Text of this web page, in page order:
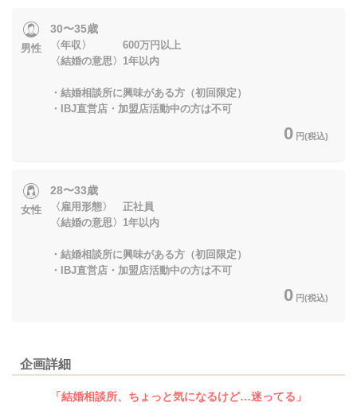
男性
30〜35歳
〈年収〉 600万円以上
〈結婚の意思〉1年以内
・結婚相談所に興味がある方（初回限定）
・IBJ直営店・加盟店活動中の方は不可
0 円(税込)
女性
28〜33歳
〈雇用形態〉 正社員
〈結婚の意思〉1年以内
・結婚相談所に興味がある方（初回限定）
・IBJ直営店・加盟店活動中の方は不可
0 円(税込)
企画詳細
「結婚相談所、ちょっと気になるけど…迷ってる」